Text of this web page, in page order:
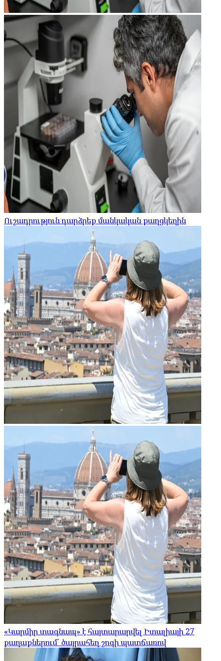
Ուշադրություն դարձրեք մանկական քաղցկեղին
«Կարմիր տագնապ» է հայտարարվել Իտալիայի 27
քաղաքներում՝ ծայրահեղ շոգի պատճառով